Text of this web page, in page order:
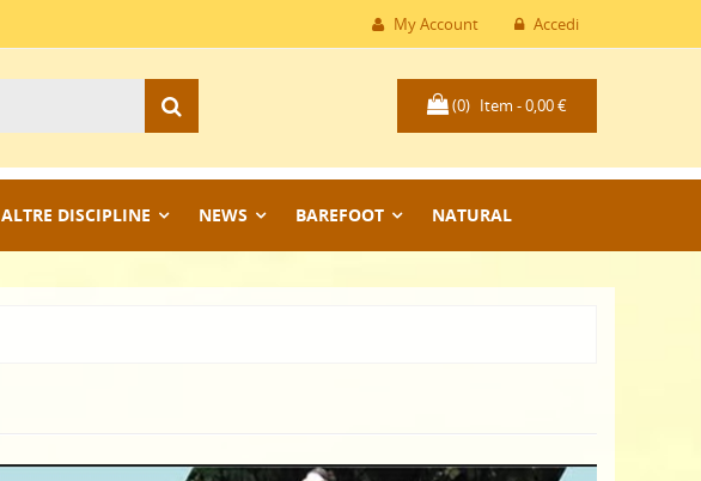
My Account Accedi
(0) Item -0,00 €
ALTRE DISCIPLINE NEWS BAREFOOT NATURAL